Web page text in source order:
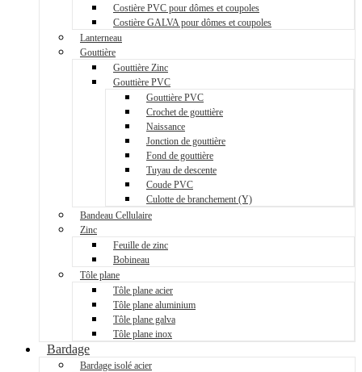
Costière PVC pour dômes et coupoles
Costière GALVA pour dômes et coupoles
Lanterneau
Gouttière
Gouttière Zinc
Gouttière PVC
Gouttière PVC
Crochet de gouttière
Naissance
Jonction de gouttière
Fond de gouttière
Tuyau de descente
Coude PVC
Culotte de branchement (Y)
Bandeau Cellulaire
Zinc
Feuille de zinc
Bobineau
Tôle plane
Tôle plane acier
Tôle plane aluminium
Tôle plane galva
Tôle plane inox
Bardage
Bardage isolé acier